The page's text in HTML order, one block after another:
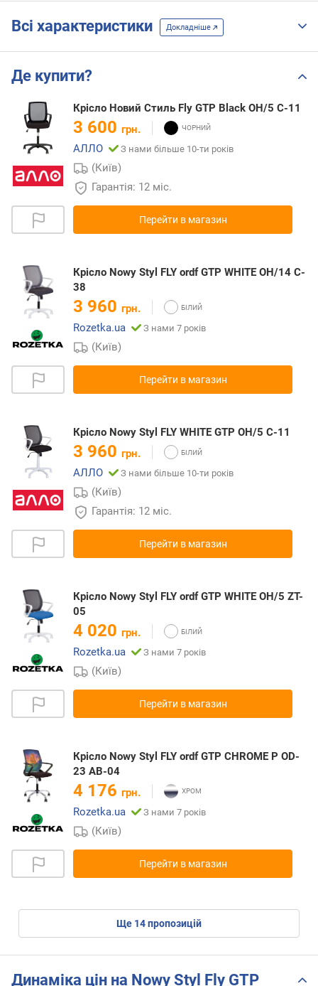
Всі характеристики Докладніше
Де купити?
Крісло Новий Cтиль Fly GTP Black OH/5 C-11
3 600 грн.
АЛЛО
З нами більше 10-ти років
(Київ)
Гарантія: 12 міс.
Перейти в магазин
Крісло Nowy Styl FLY ordf GTP WHITE OH/14 C-
38
3 960 грн.
Rozetka.ua
З нами 7 років
(Київ)
Перейти в магазин
Крісло Nowy Styl FLY WHITE GTP OH/5 C-11
3 960 грн.
АЛЛО
З нами більше 10-ти років
(Київ)
Гарантія: 12 міс.
Перейти в магазин
Крісло Nowy Styl FLY ordf GTP WHITE OH/5 ZT-
05
4 020 грн.
Rozetka.ua
З нами 7 років
(Київ)
Перейти в магазин
Крісло Nowy Styl FLY ordf GTP CHROME P OD-
23 AB-04
4 176 грн.
Rozetka.ua
З нами 7 років
(Київ)
Перейти в магазин
ще 14пропозицій
Динаміка цін на Nowy Styl Fly GTP